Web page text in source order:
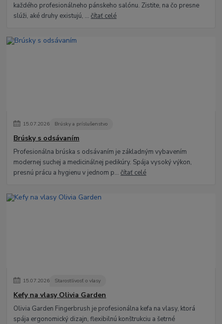
každého profesionálneho pánskeho salónu. Zistite, na čo presne
slúži, aké druhy existujú, ...čítať celé
15.07.2026 Brúsky a príslušenstvo
Brúsky s odsávaním
Profesionálna brúska s odsávaním je základným vybavením
modernej suchej a medicinálnej pedikúry. Spája vysoký výkon,
presnú prácu a hygienu v jednom p...čítať celé
15.07.2026 Starostlivosť o vlasy
Kefy na vlasy Olivia Garden
Olivia Garden Fingerbrush je profesionálna kefa na vlasy, ktorá
spája ergonomický dizajn, flexibilnú konštrukciu a šetrné